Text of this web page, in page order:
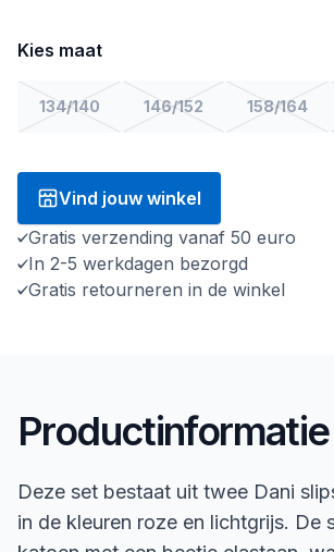
Kies maat
134/140 146/152 158/164
Vind jouw winkel
Gratis verzending vanaf 50 euro
In 2-5 werkdagen bezorgd
Gratis retourneren in de winkel
Productinformatie
Deze set bestaat uit twee Dani
in de kleuren roze en lichtgrijs. De